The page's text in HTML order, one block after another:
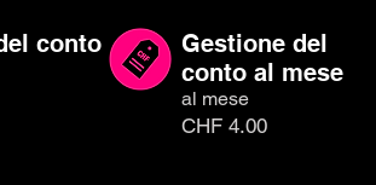
conto
Gestione del
conto al mese
al mese
CHF 4.00